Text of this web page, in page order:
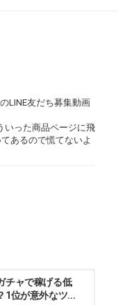
LINE友だち募集動画
いった商品ページに飛
あるので慌てないよ
がとうございます。
トを作成致しまし
ジだけでも見てやっ
チャで稼げる低
1位が意外なツ...